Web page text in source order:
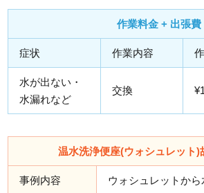
作業料金 + 出張費
症状 作業内容
水が出ない・
水漏れなど
交換
温水洗浄便座(ウォシュレット)
事例内容 ウォシュレットから